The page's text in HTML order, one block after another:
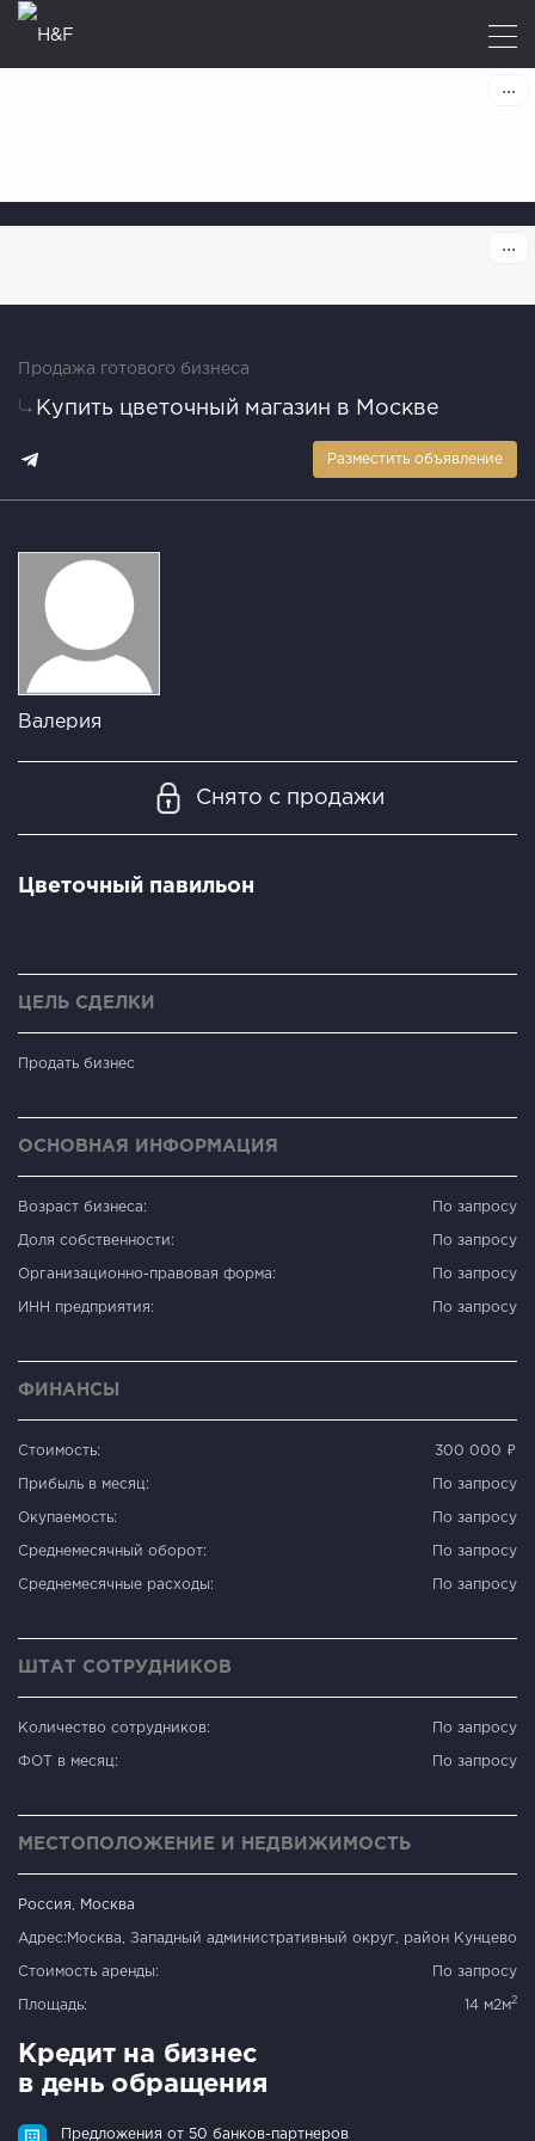
Продажа готового бизнеса
Купить цветочный магазин в Москве
Разместить объявление
Валерия
Снято с продажи
Цветочный павильон
ЦЕЛЬ СДЕЛКИ
Продать бизнес
ОСНОВНАЯ ИНФОРМАЦИЯ
Возраст бизнеса: По запросу
Доля собственности: По запросу
Организационно-правовая форма: По запросу
ИНН предприятия: По запросу
ФИНАНСЫ
Стоимость: 300 000 ₽
Прибыль в месяц: По запросу
Окупаемость: По запросу
Среднемесячный оборот: По запросу
Среднемесячные расходы: По запросу
ШТАТ СОТРУДНИКОВ
Количество сотрудников: По запросу
ФОТ в месяц: По запросу
МЕСТОПОЛОЖЕНИЕ И НЕДВИЖИМОСТЬ
Россия, Москва
Адрес: Москва, Западный административный округ, район Кунцево
Стоимость аренды: По запросу
Площадь: 14 м2м2
Кредит на бизнес
в день обращения
Предложения от 50 банков-партнеров